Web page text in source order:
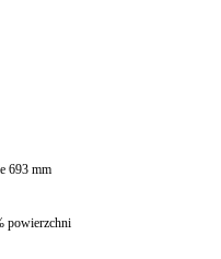
693 mm
powierzchni